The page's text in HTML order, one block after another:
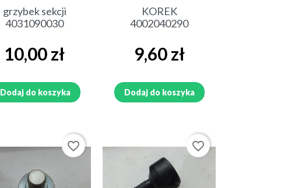
Szybki podgląd
grzybek sekcji
4031090030
Cena
10,00 zł
Dodaj do koszyka
Szybki podgląd
KOREK
4002040290
Cena
9,60 zł
Dodaj do koszyka
favorite_border favorite_border